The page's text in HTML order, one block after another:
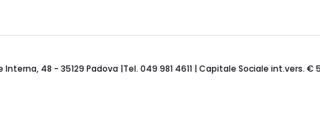
48 - 35129 Padova |Tel. 049 981 4611 | Capitale Sociale int.vers. €